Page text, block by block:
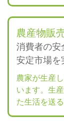
農産物販
消費者の安
安定市場を
農家が生産
います。生
た生活を送